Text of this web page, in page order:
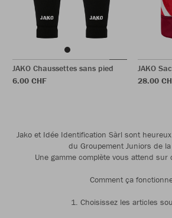
JAKO Chaussettes sans pied
6.00 CHF
JAKO
28.00
Jako et Idée Identification Sàrl sont
du Groupement Juniors de la
Une gamme complète vous attend sur
Comment ça
1. Choisissez les articles